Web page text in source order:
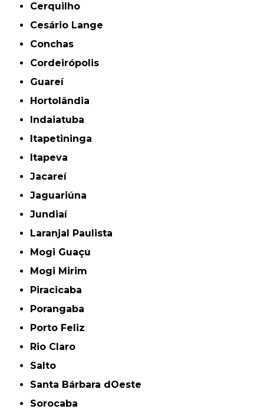
Cerquilho
Cesário Lange
Conchas
Cordeirópolis
Guareí
Hortolândia
Indaiatuba
Itapetininga
Itapeva
Jacareí
Jaguariúna
Jundiaí
Laranjal Paulista
Mogi Guaçu
Mogi Mirim
Piracicaba
Porangaba
Porto Feliz
Rio Claro
Salto
Santa Bárbara dOeste
Sorocaba